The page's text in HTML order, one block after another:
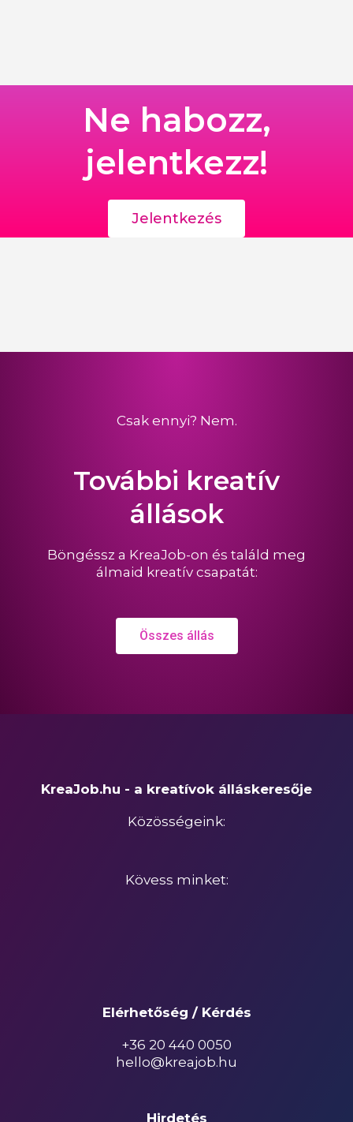
Ne habozz,
jelentkezz!
Jelentkezés
Csak ennyi? Nem.
További kreatív
állások
Böngéssz a KreaJob-on és találd meg
álmaid kreatív csapatát:
Összes állás
KreaJob.hu - a kreatívok álláskeresője
Közösségeink:
Kövess minket:
Elérhetőség / Kérdés
+36 20 440 0050
hello@kreajob.hu
Hirdetés